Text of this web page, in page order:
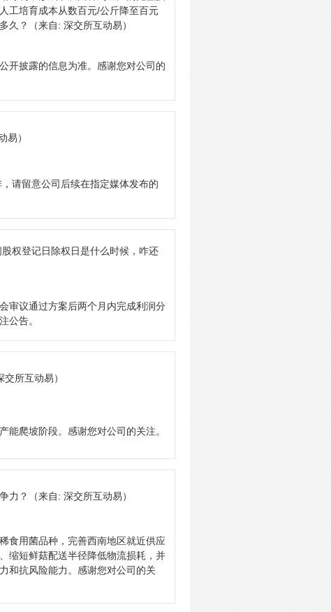
工培育成本从数百元/公斤降至百元
久？
（来自: 深交所互动易）
开披露的信息为准。感谢您对公司的
易）
请留意公司后续在指定媒体发布的
权登记日除权日是什么时候，咋还
审议通过方案后两个月内完成利润分
公告。
交所互动易）
能爬坡阶段。感谢您对公司的关注。
力？ （来自: 深交所互动易）
食用菌品种，完善西南地区就近供应
缩短鲜菇配送半径降低物流损耗，并
和抗风险能力。感谢您对公司的关